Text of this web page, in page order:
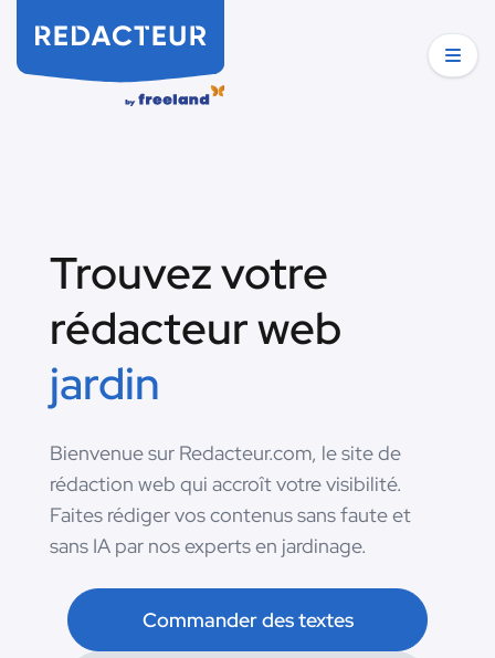
Trouvez votre
rédacteur web
jardin
Bienvenue sur Redacteur.com, le site de
rédaction web qui accroît votre visibilité.
Faites rédiger vos contenus sans faute et
sans IA par nos experts en jardinage.
Commander des textes